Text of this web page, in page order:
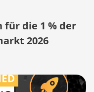
die 1 % der
2026